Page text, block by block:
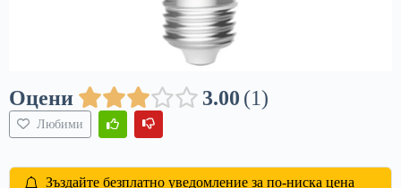
Оцени 3.00 1
Любими
Зъздайте безплатно уведомление за по-ниска цена